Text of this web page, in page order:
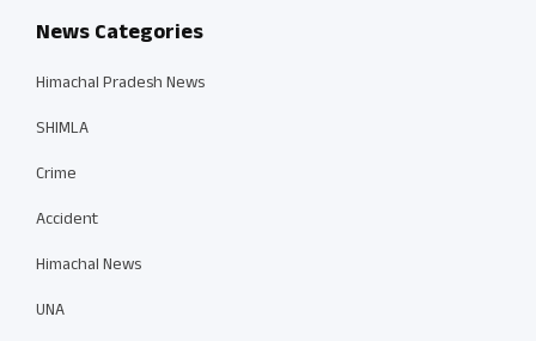
News Categories
Himachal Pradesh News
SHIMLA
Crime
Accident
Himachal News
UNA